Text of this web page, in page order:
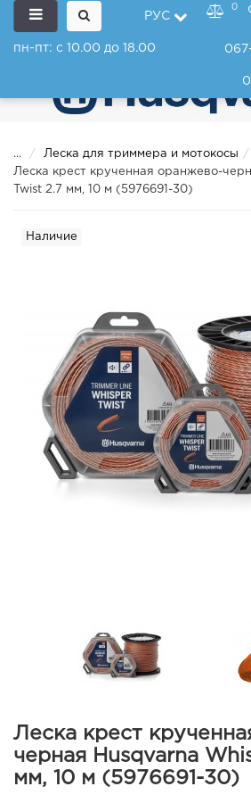
РУС
0
пн-пт: с 10.00 до 18.00
...
Леска для триммера и мотокосы
Леска крест крученная оранжево-
Twist 2.7 мм, 10 м (5976691-30)
Наличие
Леска крест
черная Husqvarna
мм, 10 м (5976691-30)